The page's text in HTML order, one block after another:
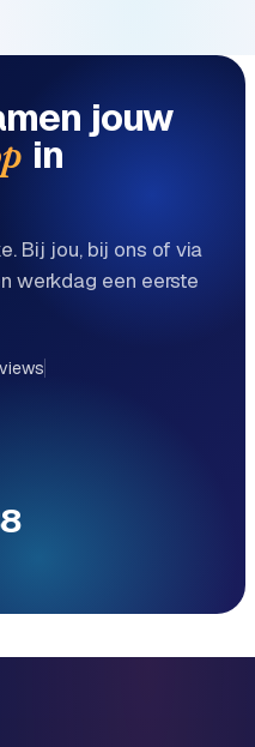
jouw
in
Bij jou, bij ons of via
werkdag een eerste
ticketsysteem